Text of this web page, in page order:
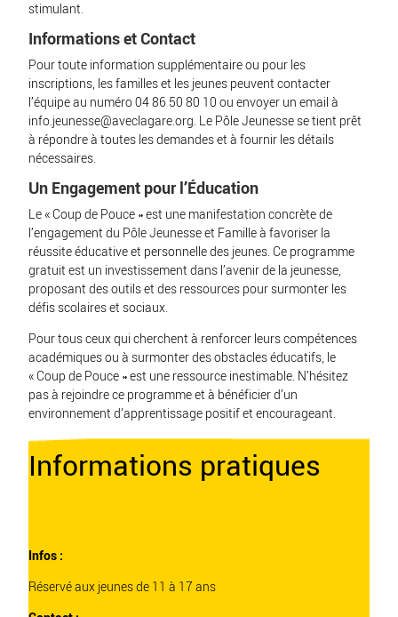
stimulant.
Informations et Contact
Pour toute information supplémentaire ou pour les
inscriptions, les familles et les jeunes peuvent contacter
l’équipe au numéro 04 86 50 80 10 ou envoyer un email à
info.jeunesse@aveclagare.org. Le Pôle Jeunesse se tient prêt
à répondre à toutes les demandes et à fournir les détails
nécessaires.
Un Engagement pour l’Éducation
Le « Coup de Pouce » est une manifestation concrète de
l’engagement du Pôle Jeunesse et Famille à favoriser la
réussite éducative et personnelle des jeunes. Ce programme
gratuit est un investissement dans l’avenir de la jeunesse,
proposant des outils et des ressources pour surmonter les
défis scolaires et sociaux.
Pour tous ceux qui cherchent à renforcer leurs compétences
académiques ou à surmonter des obstacles éducatifs, le
« Coup de Pouce » est une ressource inestimable. N’hésitez
pas à rejoindre ce programme et à bénéficier d’un
environnement d’apprentissage positif et encourageant.
Informations pratiques
Infos :
Réservé aux jeunes de 11 à 17 ans